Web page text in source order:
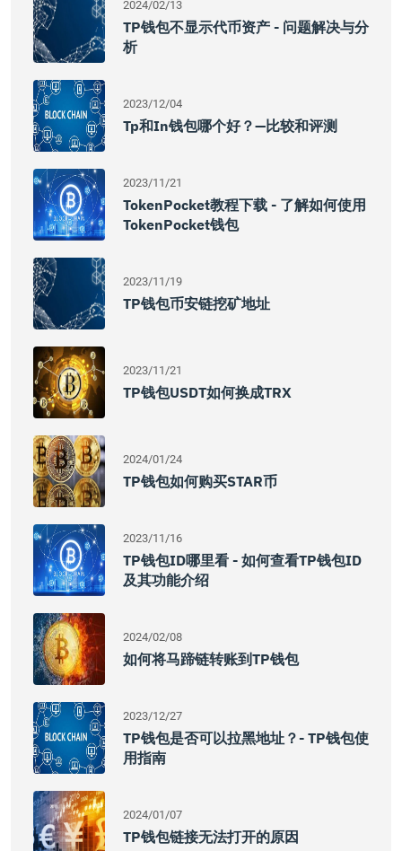
2024/02/13
TP钱包不显示代币资产 - 问题解决与分
析
2023/12/04
Tp和in钱包哪个好？—比较和评测
2023/11/21
TokenPocket教程下载 - 了解如何使用
TokenPocket钱包
2023/11/19
TP钱包币安链挖矿地址
2023/11/21
TP钱包USDT如何换成TRX
2024/01/24
TP钱包如何购买STAR币
2023/11/16
TP钱包ID哪里看 - 如何查看TP钱包ID
及其功能介绍
2024/02/08
如何将马蹄链转账到TP钱包
2023/12/27
TP钱包是否可以拉黑地址？- TP钱包使
用指南
2024/01/07
TP钱包链接无法打开的原因